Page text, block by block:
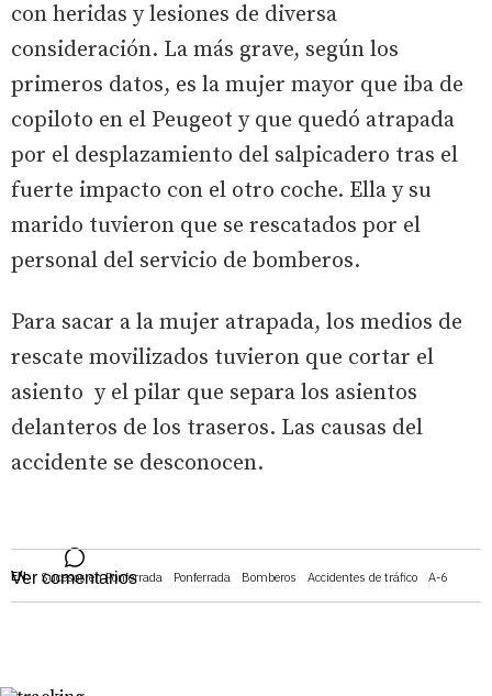
EN: Sucesos en Ponferrada Ponferrada Bomberos Accidentes de tráfico A-6
con heridas y lesiones de diversa
consideración. La más grave, según los
primeros datos, es la mujer mayor que iba de
copiloto en el Peugeot y que quedó atrapada
por el desplazamiento del salpicadero tras el
fuerte impacto con el otro coche. Ella y su
marido tuvieron que se rescatados por el
personal del servicio de bomberos.
Para sacar a la mujer atrapada, los medios de
rescate movilizados tuvieron que cortar el
asiento y el pilar que separa los asientos
delanteros de los traseros. Las causas del
accidente se desconocen.
Ver comentarios